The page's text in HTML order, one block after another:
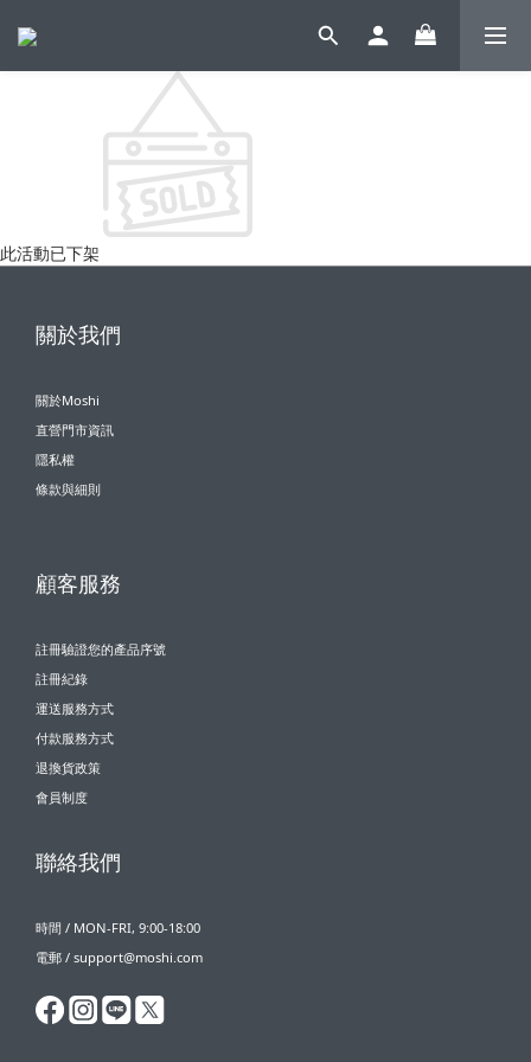
此活動已下架
關於我們
關於Moshi
直營門市資訊
隱私權
條款與細則
顧客服務
註冊驗證您的產品序號
註冊紀錄
運送服務方式
付款服務方式
退換貨政策
會員制度
聯絡我們
時間 / MON-FRI, 9:00-18:00
電郵 / support@moshi.com